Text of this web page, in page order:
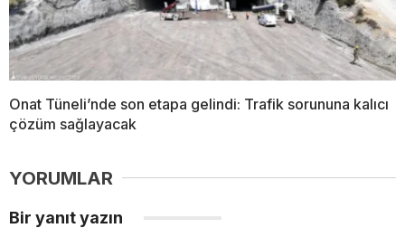
Onat Tüneli’nde son etapa gelindi: Trafik sorununa kalıcı
çözüm sağlayacak
YORUMLAR
Bir yanıt yazın